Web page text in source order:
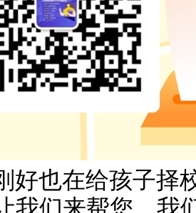
也在给孩子择